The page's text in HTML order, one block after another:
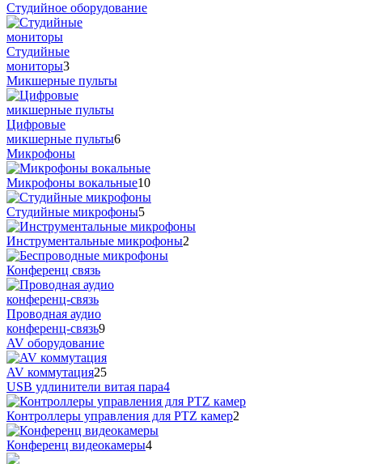
Студийное оборудование
Студийные
мониторы3
Микшерные пульты
Цифровые
микшерные пульты6
Микрофоны
Микрофоны вокальные10
Студийные микрофоны5
Инструментальные микрофоны2
Конференц связь
Проводная аудио
конференц-связь9
AV оборудование
AV коммутация25
USB удлинители витая пара4
Контроллеры управления для PTZ камер2
Конференц видеокамеры4